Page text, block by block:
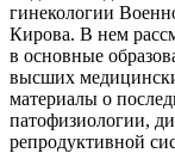
гинекологии
Кирова. В нем
в основные
высших
материалы о
патофизиологии,
репродуктивной